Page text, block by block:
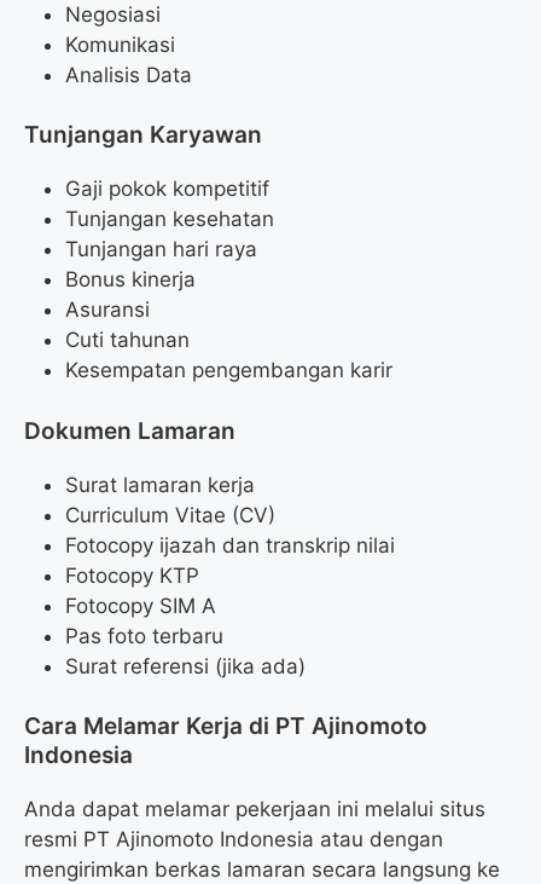
Negosiasi
Komunikasi
Analisis Data
Tunjangan Karyawan
Gaji pokok kompetitif
Tunjangan kesehatan
Tunjangan hari raya
Bonus kinerja
Asuransi
Cuti tahunan
Kesempatan pengembangan karir
Dokumen Lamaran
Surat lamaran kerja
Curriculum Vitae (CV)
Fotocopy ijazah dan transkrip nilai
Fotocopy KTP
Fotocopy SIM A
Pas foto terbaru
Surat referensi (jika ada)
Cara Melamar Kerja di PT Ajinomoto
Indonesia
Anda dapat melamar pekerjaan ini melalui situs
resmi PT Ajinomoto Indonesia atau dengan
mengirimkan berkas lamaran secara langsung ke